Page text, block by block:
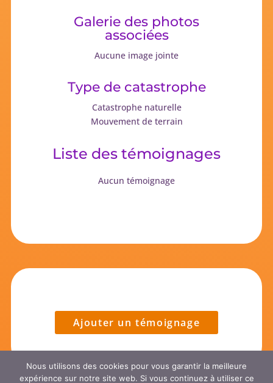
Galerie des photos
associées
Aucune image jointe
Type de catastrophe
Catastrophe naturelle
Mouvement de terrain
Liste des témoignages
Aucun témoignage
Ajouter un témoignage
Nous utilisons des cookies pour vous garantir la meilleure
expérience sur notre site web. Si vous continuez à utiliser ce